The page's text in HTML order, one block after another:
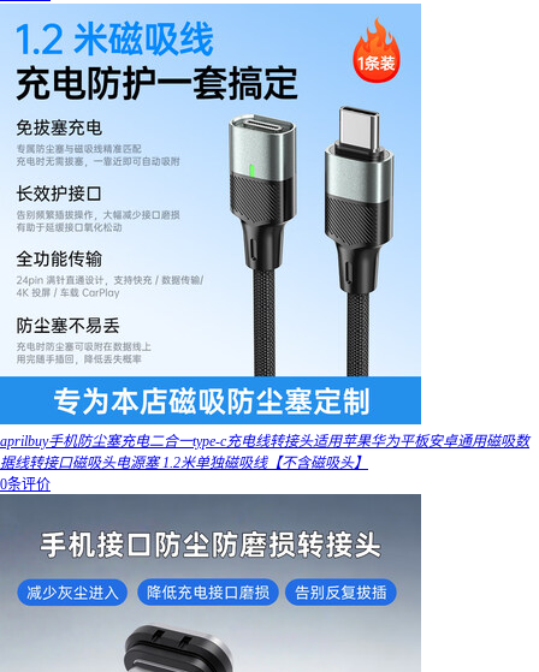
aprilbuy手机防尘塞充电二合一type-c充电线转接头适用苹果华为平板安卓通用磁吸数
据线转接口磁吸头电源塞 1.2米单独磁吸线【不含磁吸头】
0条评价